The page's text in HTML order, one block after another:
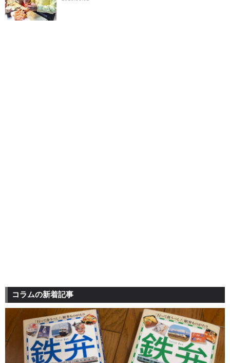
コラムの新着記事